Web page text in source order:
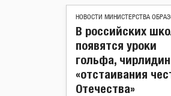
НОВОСТИ МИНИСТЕРСТВА
В российских
появятся уроки
гольфа,
«отстаивания
Отечества»